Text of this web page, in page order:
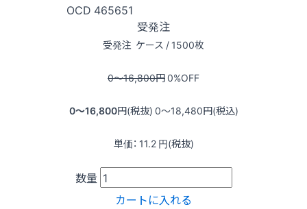
OCD 465651
受発注
受発注 ケース / 1500枚
0〜16,800円0%OFF
0〜16,800円(税抜) 0〜18,480円(税込)
単価： 11.2 円(税抜)
数量
カートに入れる